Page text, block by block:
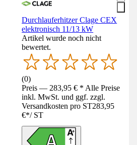
Durchlauferhitzer Clage CEX
elektronisch 11/13 kW
Artikel wurde noch nicht
bewertet.
(0)
Preis — 283,95 € * Alle Preise
inkl. MwSt. und ggf. zzgl.
Versandkosten pro ST283,95
€*/ ST